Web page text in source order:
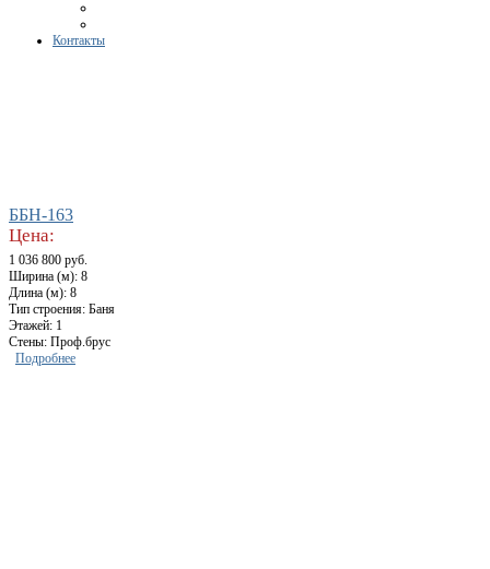
Контакты
ББН-163
Цена:
1 036 800 руб.
Ширина (м): 8
Длина (м): 8
Тип строения: Баня
Этажей: 1
Стены: Проф.брус
Подробнее